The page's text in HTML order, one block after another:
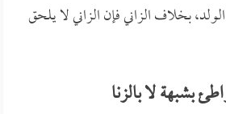
بخلاف الزاني فإن الزاني لا يلحق
بشبهة لا بالزنا